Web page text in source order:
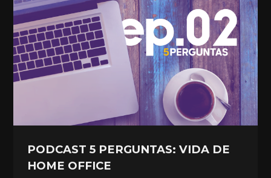
PODCAST 5 PERGUNTAS: VIDA DE
HOME OFFICE